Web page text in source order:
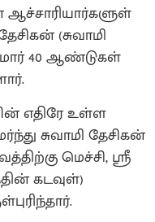
(சுவாமி
40 ஆண்டுகள்
எதிரே உள்ள
சுவாமி தேசிகன்
மெச்சி, ஸ்ரீ
கடவுள்)